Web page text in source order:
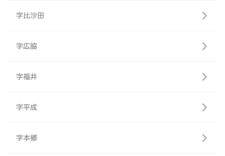
字比沙田
字広脇
字福井
字平成
字本郷